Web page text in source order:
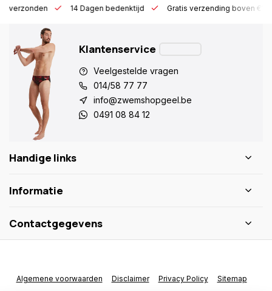
h verzonden 14 Dagen bedenktijd Gratis verzending boven
Klantenservice
Veelgestelde vragen
014/58 77 77
info@zwemshopgeel.be
0491 08 84 12
Handige links
Informatie
Contactgegevens
Algemene voorwaarden Disclaimer Privacy Policy Sitemap